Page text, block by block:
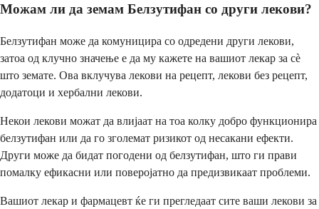
Можам ли да земам Белзутифан со други лекови?
Белзутифан може да комуницира со одредени други лекови,
затоа од клучно значење е да му кажете на вашиот лекар за сè
што земате. Ова вклучува лекови на рецепт, лекови без рецепт,
додатоци и хербални лекови.
Некои лекови можат да влијаат на тоа колку добро функционира
белзутифан или да го зголемат ризикот од несакани ефекти.
Други може да бидат погодени од белзутифан, што ги прави
помалку ефикасни или поверојатно да предизвикаат проблеми.
Вашиот лекар и фармацевт ќе ги прегледаат сите ваши лекови за